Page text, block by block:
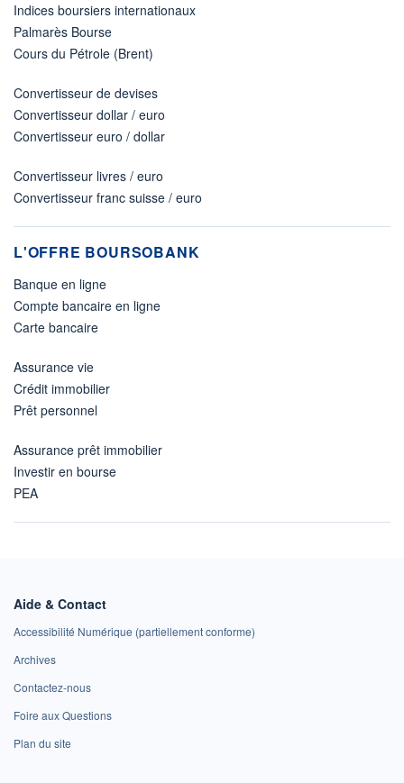
Indices boursiers internationaux
Palmarès Bourse
Cours du Pétrole (Brent)
Convertisseur de devises
Convertisseur dollar / euro
Convertisseur euro / dollar
Convertisseur livres / euro
Convertisseur franc suisse / euro
L'OFFRE BOURSOBANK
Banque en ligne
Compte bancaire en ligne
Carte bancaire
Assurance vie
Crédit immobilier
Prêt personnel
Assurance prêt immobilier
Investir en bourse
PEA
Aide & Contact
Accessibilité Numérique (partiellement conforme)
Archives
Contactez-nous
Foire aux Questions
Plan du site